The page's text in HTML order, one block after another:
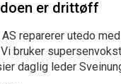
er drittøff
reparerer utedo med
bruker supersenvokst
daglig leder